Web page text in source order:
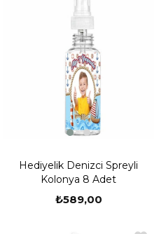
Hediyelik Denizci Spreyli
Kolonya 8 Adet
₺589,00